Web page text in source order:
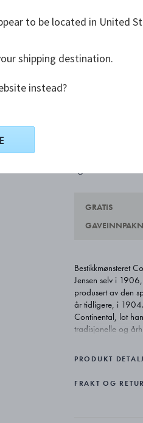
Produktet har en
GRATIS
Bestikkmønsteret
Jensen selv i
produsert av den
år tidligere, i
Continental, lot
tradisjonelle og
ved å gi den
PRODUKT
FRAKT OG RETUR
to be located in United
shipping destination.
instead?